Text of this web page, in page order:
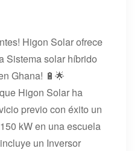
Higon Solar ofrece
Sistema solar híbrido
Ghana! 🔋🌟
Higon Solar ha
previo con éxito un
kW en una escuela
un Inversor